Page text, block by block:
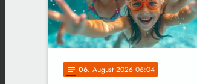
notes 06. August 2026 06:04